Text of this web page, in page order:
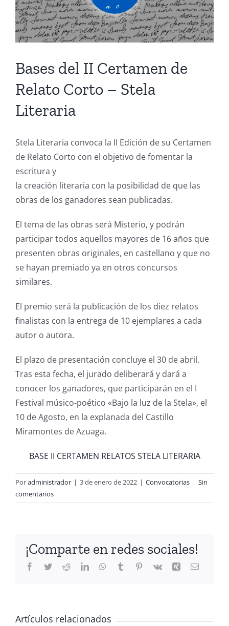
Bases del II Certamen de
Relato Corto – Stela
Literaria
Stela Literaria convoca la II Edición de su Certamen
de Relato Corto con el objetivo de fomentar la
escritura y
la creación literaria con la posibilidad de que las
obras de los ganadores sean publicadas.
El tema de las obras será Misterio, y podrán
participar todos aquellos mayores de 16 años que
presenten obras originales, en castellano y que no
se hayan premiado ya en otros concursos
similares.
El premio será la publicación de los diez relatos
finalistas con la entrega de 10 ejemplares a cada
autor o autora.
El plazo de presentación concluye el 30 de abril.
Tras esta fecha, el jurado deliberará y dará a
conocer los ganadores, que participarán en el I
Festival músico-poético «Bajo la luz de la Stela», el
10 de Agosto, en la explanada del Castillo
Miramontes de Azuaga.
BASE II CERTAMEN RELATOS STELA LITERARIA
Poradministrador | 3 de enero de 2022 | Convocatorias | Sin
comentarios
¡Comparte en redes sociales!
Facebook
TwitterRedditLinkedInWhatsApp
Tumblr Pinterest
Vk Xing Correo
Artículos relacionados